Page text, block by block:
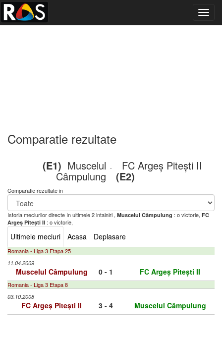
Comparatie rezultate
(E1) Muscelul
Câmpulung
- FC Argeș Pitești II
(E2)
Comparatie rezultate in
Istoria meciurilor directe In ultimele 2 intalniri , Muscelul Câmpulung : o victorie, FC
Argeș Pitești II : o victorie,
Ultimele meciuri Acasa Deplasare
Romania - Liga 3 Etapa 25
11.04.2009
Muscelul Câmpulung 0 - 1 FC Argeș Pitești II
Romania - Liga 3 Etapa 8
03.10.2008
FC Argeș Pitești II 3 - 4 Muscelul Câmpulung